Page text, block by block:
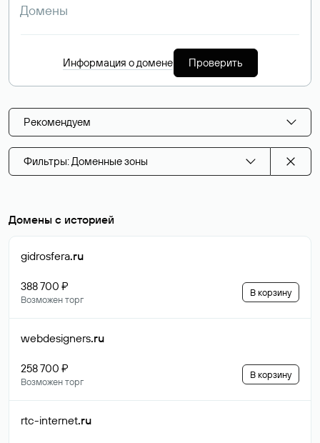
Информация о домене Проверить
Рекомендуем
Фильтры: Доменные зоны
Домены с историей
gidrosfera.ru
388 700 ₽
Возможен торг
В корзину
webdesigners.ru
258 700 ₽
Возможен торг
В корзину
rtc-internet.ru